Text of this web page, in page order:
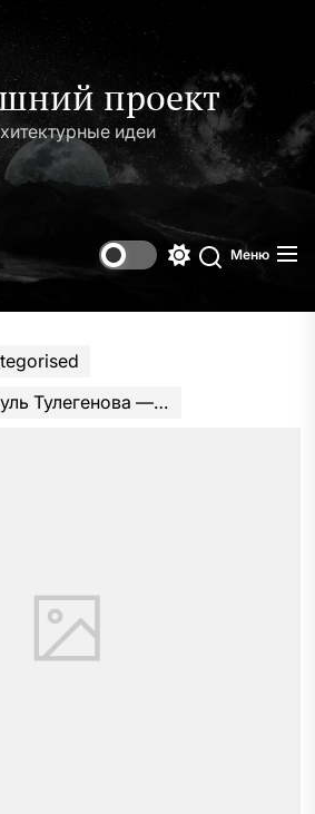
проект
идеи
Поиск
Меню
эстрады и кино, иконы моды — достижения, карьера, жизнь